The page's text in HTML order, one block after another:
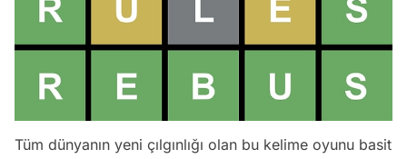
Tüm dünyanın yeni çılgınlığı olan bu kelime oyunu basit